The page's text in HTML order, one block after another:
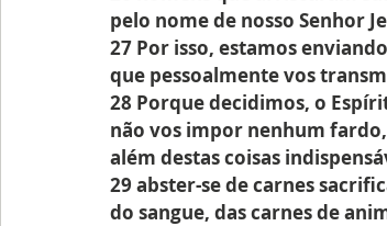
pelo nome de nosso Senhor
27 Por isso, estamos enviando
que pessoalmente vos
28 Porque decidimos, o
não vos impor nenhum fardo,
além destas coisas
29 abster-se de carnes
do sangue, das carnes de